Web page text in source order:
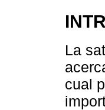
La
cual